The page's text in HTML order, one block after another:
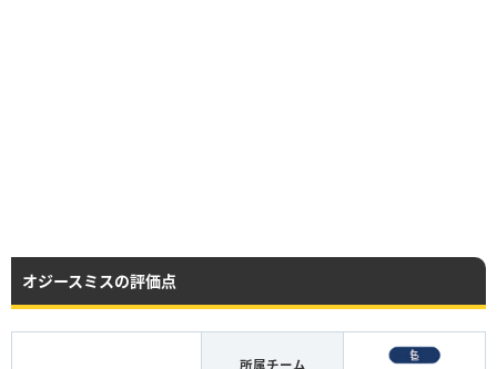
オジースミスの評価点
所属チーム